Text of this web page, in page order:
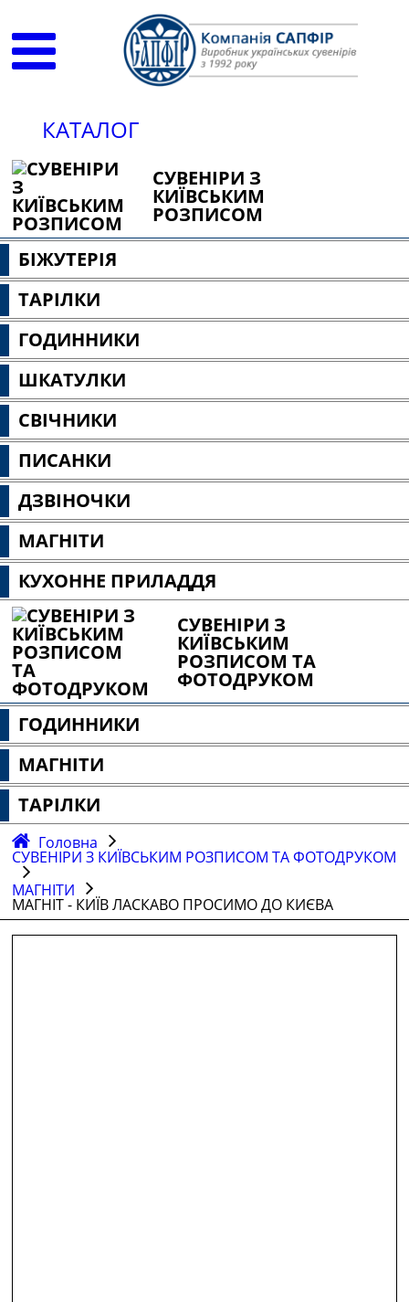
КАТАЛОГ
СУВЕНІРИ З
КИЇВСЬКИМ
РОЗПИСОМ
БІЖУТЕРІЯ
ТАРІЛКИ
ГОДИННИКИ
ШКАТУЛКИ
СВІЧНИКИ
ПИСАНКИ
ДЗВІНОЧКИ
МАГНІТИ
КУХОННЕ ПРИЛАДДЯ
СУВЕНІРИ З
КИЇВСЬКИМ
РОЗПИСОМ ТА
ФОТОДРУКОМ
ГОДИННИКИ
МАГНІТИ
ТАРІЛКИ
Головна
СУВЕНІРИ З КИЇВСЬКИМ РОЗПИСОМ ТА ФОТОДРУКОМ
МАГНІТИ
МАГНІТ - КИЇВ ЛАСКАВО ПРОСИМО ДО КИЄВА